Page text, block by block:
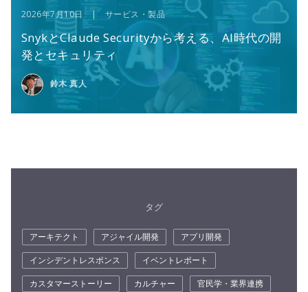
2026年7月10日 | サービス・製品
SnykとClaude Securityから考える、AI時代の開
発とセキュリティ
鈴木 真人
タグ
アーキテクト アジャイル開発
アプリ開発
インシデントレスポンス
イベントレポート
カスタマーストーリー
カルチャー
官民学・業界連携